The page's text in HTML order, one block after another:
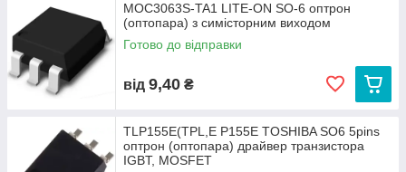
MOC3063S-TA1 LITE-ON SO-6 оптрон
(оптопара) з симісторним виходом
Готово до відправки
від 9,40 ₴
TLP155E(TPL,E P155E TOSHIBA SO6 5pins
оптрон (оптопара) драйвер транзистора
IGBT, MOSFET